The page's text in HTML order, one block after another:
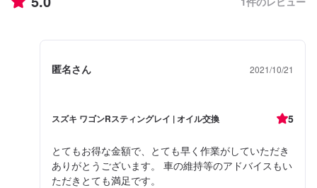
匿名さん 2021/10/21
スズキ ワゴンRスティングレイ | オイル交換 5
とてもお得な金額で、とても早く作業がしていただき
ありがとうございます。 車の維持等のアドバイスもい
ただきとても満足です。